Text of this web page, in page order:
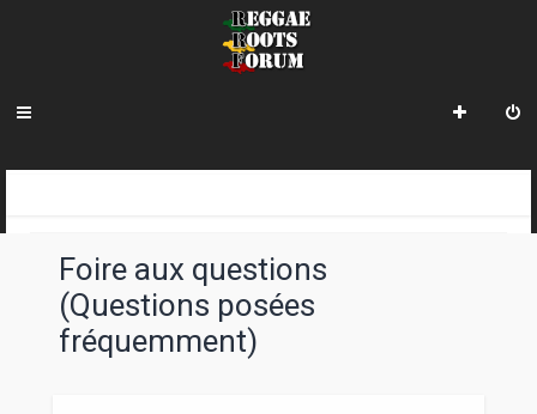
Foire aux questions
(Questions posées
fréquemment)